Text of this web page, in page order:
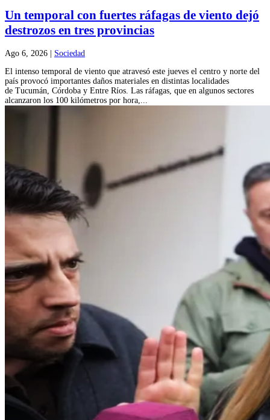
Un temporal con fuertes ráfagas de viento dejó
destrozos en tres provincias
Ago 6, 2026 | Sociedad
El intenso temporal de viento que atravesó este jueves el centro y norte del
país provocó importantes daños materiales en distintas localidades
de Tucumán, Córdoba y Entre Ríos. Las ráfagas, que en algunos sectores
alcanzaron los 100 kilómetros por hora,...